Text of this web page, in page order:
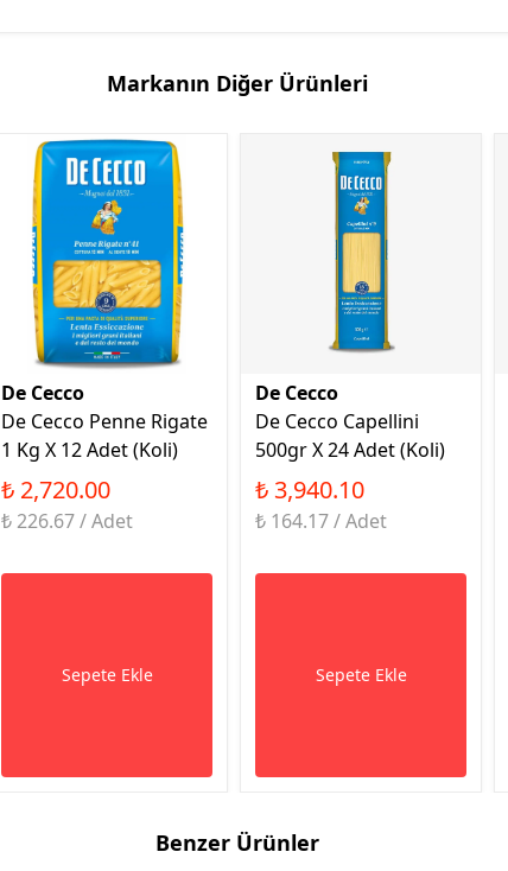
Markanın Diğer Ürünleri
De Cecco
De Cecco Penne Rigate
1 Kg X 12 Adet (Koli)
₺ 2,720.00
₺ 226.67 / Adet
Sepete Ekle
De Cecco
De Cecco Capellini
500gr X 24 Adet (Koli)
₺ 3,940.10
₺ 164.17 / Adet
Sepete Ekle
Benzer Ürünler